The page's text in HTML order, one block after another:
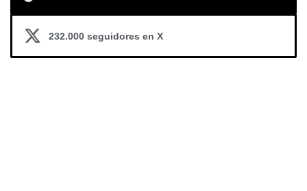
232.000 seguidores en X